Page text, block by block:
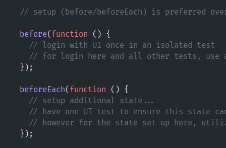
// setup (before/beforeEach) is preferred
  before
( function () {
    // login with UI once in an isolated test
// for login here and all other tests,
  });
  beforeEach
( function () {
    // setup additional state...
// have one UI test to ensure this state
// however for the state set up here,
  });